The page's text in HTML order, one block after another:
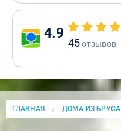
4.9
45отзывов
ГЛАВНАЯ ДОМА ИЗ БРУСА